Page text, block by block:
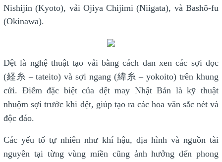
Nishijin (Kyoto), vải Ojiya Chijimi (Niigata), và Bashō-fu
(Okinawa).
Dệt là nghệ thuật tạo vải bằng cách đan xen các sợi dọc
(経糸 – tateito) và sợi ngang (緯糸 – yokoito) trên khung
cửi. Điểm đặc biệt của dệt may Nhật Bản là kỹ thuật
nhuộm sợi trước khi dệt, giúp tạo ra các hoa văn sắc nét và
độc đáo.
Các yếu tố tự nhiên như khí hậu, địa hình và nguồn tài
nguyên tại từng vùng miền cũng ảnh hưởng đến phong